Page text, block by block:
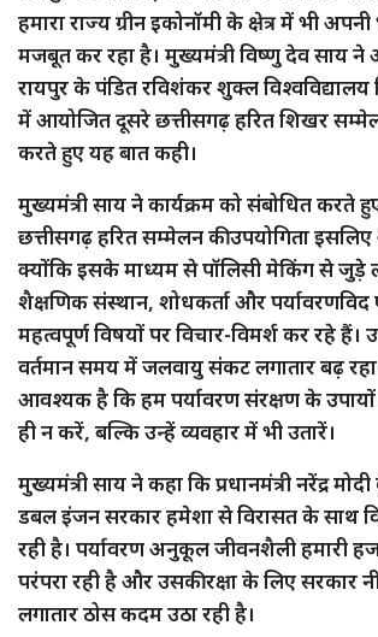
हमारा राज्य ग्रीन इकोनॉमी के क्षेत्र में भी
मजबूत कर रहा है। मुख्यमंत्री विष्णु देव साय
रायपुर के पंडित रविशंकर शुक्ल विश्वविद्यालय
में आयोजित दूसरे छत्तीसगढ़ हरित शिखर
करते हुए यह बात कही।
मुख्यमंत्री साय ने कार्यक्रम को संबोधित करते
छत्तीसगढ़ हरित सम्मेलन की उपयोगिता
क्योंकि इसके माध्यम से पॉलिसी मेकिंग से जुड़े
शैक्षणिक संस्थान, शोधकर्ता और
महत्वपूर्ण विषयों पर विचार-विमर्श कर रहे हैं।
वर्तमान समय में जलवायु संकट लगातार बढ़
आवश्यक है कि हम पर्यावरण संरक्षण के
ही न करें, बल्कि उन्हें व्यवहार में भी उतारें।
मुख्यमंत्री साय ने कहा कि प्रधानमंत्री नरेंद्र
डबल इंजन सरकार हमेशा से विरासत के साथ
रही है। पर्यावरण अनुकूल जीवनशैली हमारी
परंपरा रही है और उसकी रक्षा के लिए सरकार
लगातार ठोस कदम उठा रही है।